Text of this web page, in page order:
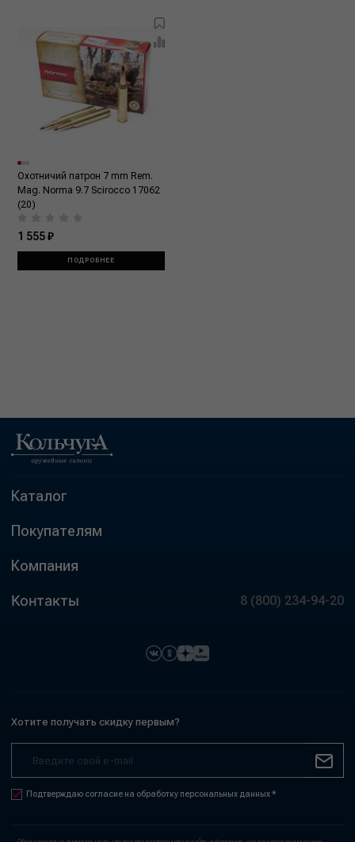
Охотничий патрон 7 mm Rem.
Mag. Norma 9.7 Scirocco 17062
(20)
1 555 ₽
ПОДРОБНЕЕ
Каталог
Покупателям
Компания
Контакты 8 (800) 234-94-20
Хотите получать скидку первым?
Подтверждаю согласие на обработку персональных данных *